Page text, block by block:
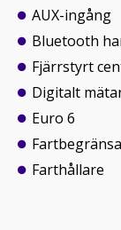
AUX-ingång
Bluetooth
Fjärrstyrt
Digitalt
Euro 6
Farthållare